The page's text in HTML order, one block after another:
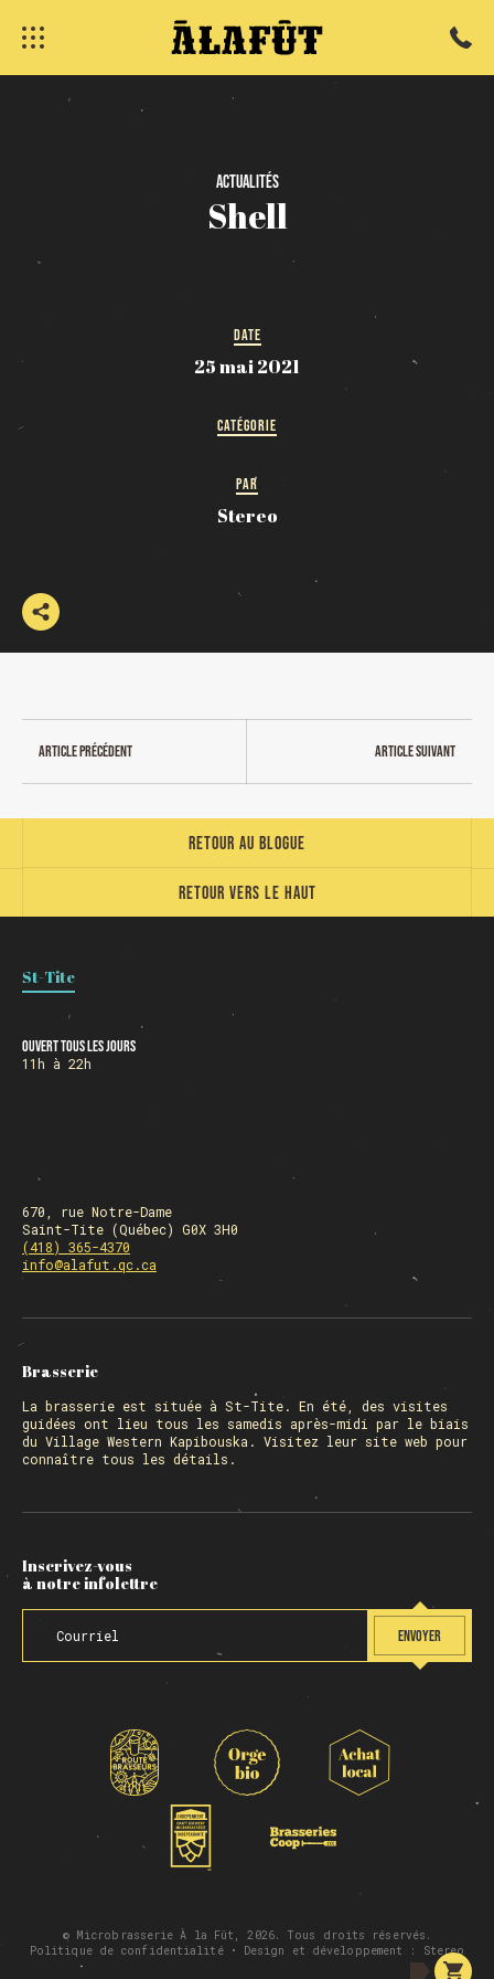
Actualités
Shell
DATE
25 mai 2021
CATÉGORIE
PAR
Stereo
Article précédent Article suivant
Retour vers le haut
Retour au blogue
St-Tite
Ouvert tous les jours
11h à 22h
670, rue Notre-Dame
Saint-Tite (Québec) G0X 3H0
(418) 365-4370
info@alafut.qc.ca
Brasserie
La brasserie est située à St-Tite. En été, des visites
guidées ont lieu tous les samedis après-midi par le biais
du Village Western Kapibouska. Visitez leur site web pour
connaître tous les détails.
Inscrivez-vous
à notre infolettre
ENVOYER
© Microbrasserie À la Fût, 2026. Tous droits réservés.
Politique de confidentialité• Design et développement : Stereo
FERMÉ 31 déc. et 01 janvier